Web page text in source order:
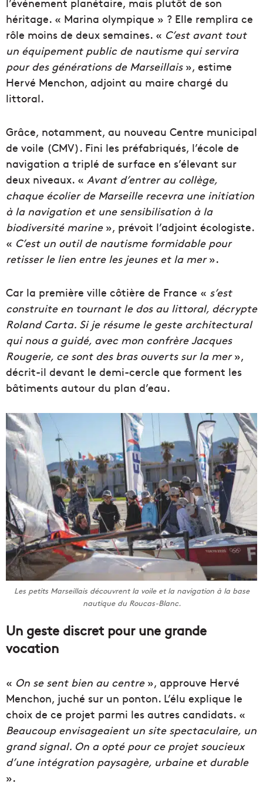
héritage. « Marina olympique » ? Elle remplira ce
rôle moins de deux semaines. « C’est avant tout
un équipement public de nautisme qui servira
pour des générations de Marseillais», estime
Hervé Menchon, adjoint au maire chargé du
littoral.
Grâce, notamment, au nouveau Centre municipal
de voile (CMV). Fini les préfabriqués, l’école de
navigation a triplé de surface en s’élevant sur
deux niveaux. « Avant d’entrer au collège,
chaque écolier de Marseille recevra une initiation
à la navigation et une sensibilisation à la
biodiversité marine», prévoit l’adjoint écologiste.
« C’est un outil de nautisme formidable pour
retisser le lien entre les jeunes et la mer».
Car la première ville côtière de France « s’est
construite en tournant le dos au littoral, décrypte
Roland Carta. Si je résume le geste architectural
qui nous a guidé, avec mon confrère Jacques
Rougerie, ce sont des bras ouverts sur la mer»,
décrit-il devant le demi-cercle que forment les
bâtiments autour du plan d’eau.
Les petits Marseillais découvrent la voile et la navigation à la base
nautique du Roucas-Blanc.
Un geste discret pour une grande
vocation
« On se sent bien au centre», approuve Hervé
Menchon, juché sur un ponton. L’élu explique le
choix de ce projet parmi les autres candidats. «
Beaucoup envisageaient un site spectaculaire, un
grand signal. On a opté pour ce projet soucieux
d’une intégration paysagère, urbaine et durable
».